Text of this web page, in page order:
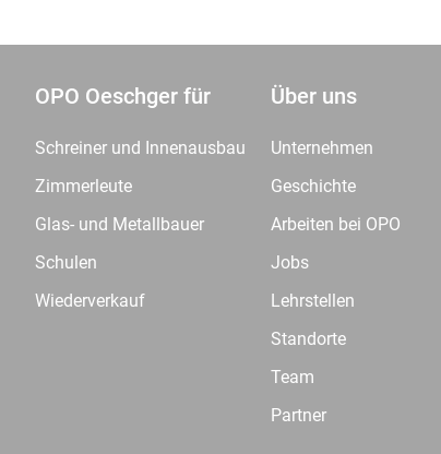
OPO Oeschger für
Schreiner und Innenausbau
Zimmerleute
Glas- und Metallbauer
Schulen
Wiederverkauf
Über uns
Unternehmen
Geschichte
Arbeiten bei OPO
Jobs
Lehrstellen
Standorte
Team
Partner